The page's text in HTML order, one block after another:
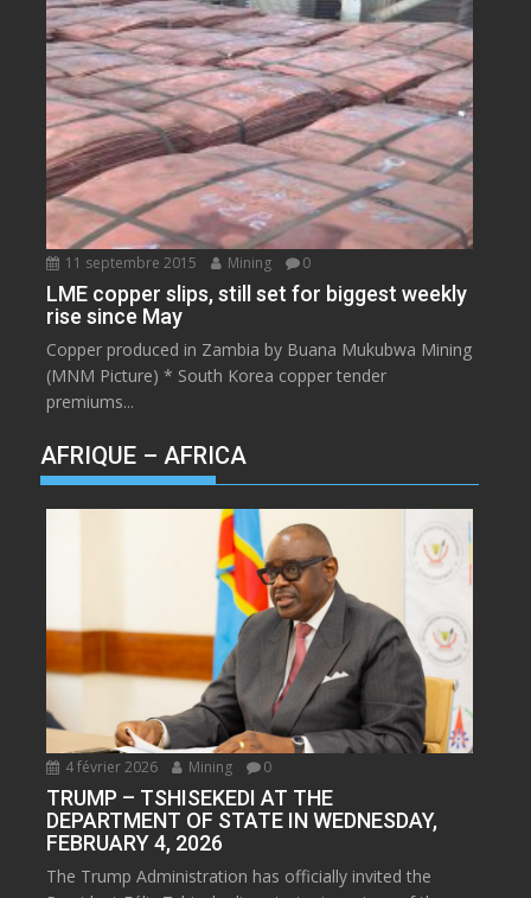
11 septembre 2015 Mining 0
LME copper slips, still set for biggest weekly
rise since May
Copper produced in Zambia by Buana Mukubwa Mining
(MNM Picture) * South Korea copper tender
premiums...
AFRIQUE – AFRICA
4 février 2026 Mining 0
TRUMP – TSHISEKEDI AT THE
DEPARTMENT OF STATE IN WEDNESDAY,
FEBRUARY 4, 2026
The Trump Administration has officially invited the